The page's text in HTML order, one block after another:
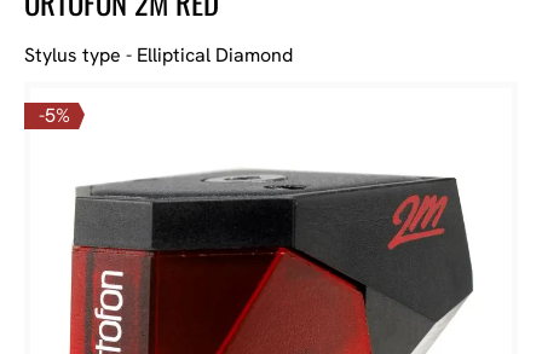
Stylus type - Elliptical Diamond
5%